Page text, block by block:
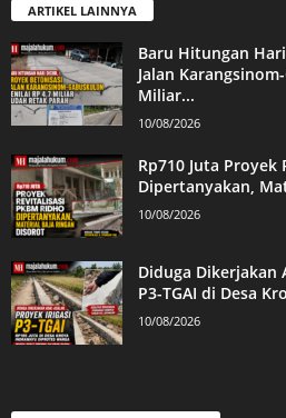
ARTIKEL LAINNYA
Baru Hitungan
Jalan
Miliar...
10/08/2026
Rp710 Juta Proyek
Dipertanyakan,
10/08/2026
Diduga Dikerjakan
P3-TGAI di Desa
10/08/2026